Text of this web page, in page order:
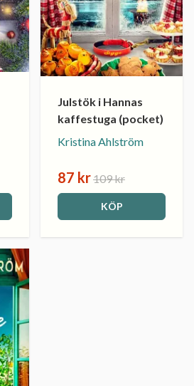
Julstök i Hannas
kaffestuga (pocket)
Kristina Ahlström
87 kr109 kr
KÖP